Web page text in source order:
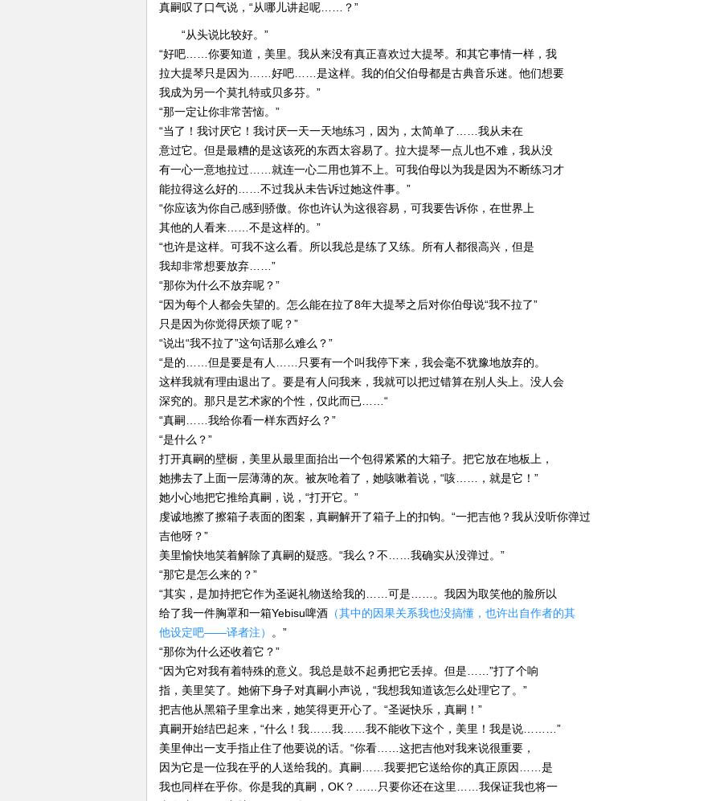
真嗣叹了口气说，“从哪儿讲起呢……？”
“从头说比较好。”
“好吧……你要知道，美里。我从来没有真正喜欢过大提琴。和其它事情一样，我
拉大提琴只是因为……好吧……是这样。我的伯父伯母都是古典音乐迷。他们想要
我成为另一个莫扎特或贝多芬。”
“那一定让你非常苦恼。”
“当了！我讨厌它！我讨厌一天一天地练习，因为，太简单了……我从未在
意过它。但是最糟的是这该死的东西太容易了。拉大提琴一点儿也不难，我从没
有一心一意地拉过……就连一心二用也算不上。可我伯母以为我是因为不断练习才
能拉得这么好的……不过我从未告诉过她这件事。”
“你应该为你自己感到骄傲。你也许认为这很容易，可我要告诉你，在世界上
其他的人看来……不是这样的。”
“也许是这样。可我不这么看。所以我总是练了又练。所有人都很高兴，但是
我却非常想要放弃……”
“那你为什么不放弃呢？”
“因为每个人都会失望的。怎么能在拉了8年大提琴之后对你伯母说“我不拉了”
只是因为你觉得厌烦了呢？”
“说出“我不拉了”这句话那么难么？”
“是的……但是要是有人……只要有一个叫我停下来，我会毫不犹豫地放弃的。
这样我就有理由退出了。要是有人问我来，我就可以把过错算在别人头上。没人会
深究的。那只是艺术家的个性，仅此而已……“
“真嗣……我给你看一样东西好么？”
“是什么？”
打开真嗣的壁橱，美里从最里面抬出一个包得紧紧的大箱子。把它放在地板上，
她拂去了上面一层薄薄的灰。被灰呛着了，她咳嗽着说，“咳……，就是它！”
她小心地把它推给真嗣，说，“打开它。”
虔诚地擦了擦箱子表面的图案，真嗣解开了箱子上的扣钩。“一把吉他？我从没听你弹过
吉他呀？”
美里愉快地笑着解除了真嗣的疑惑。“我么？不……我确实从没弹过。”
“那它是怎么来的？”
“其实，是加持把它作为圣诞礼物送给我的……可是……。我因为取笑他的脸所以
给了我一件胸罩和一箱Yebisu啤酒 （其中的因果关系我也没搞懂，也许出自作者的其
他设定吧——译者注）
。”
“那你为什么还收着它？”
“因为它对我有着特殊的意义。我总是鼓不起勇把它丢掉。但是……”打了个响
指，美里笑了。她俯下身子对真嗣小声说，“我想我知道该怎么处理它了。”
把吉他从黑箱子里拿出来，她笑得更开心了。“圣诞快乐，真嗣！”
真嗣开始结巴起来，“什么！我……我……我不能收下这个，美里！我是说………”
美里伸出一支手指止住了他要说的话。“你看……这把吉他对我来说很重要，
因为它是一位我在乎的人送给我的。真嗣……我要把它送给你的真正原因……是
我也同样在乎你。你是我的真嗣，OK？……只要你还在这里……我保证我也将一